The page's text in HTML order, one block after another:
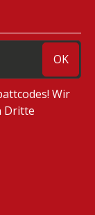
OK
Wir
Dritte